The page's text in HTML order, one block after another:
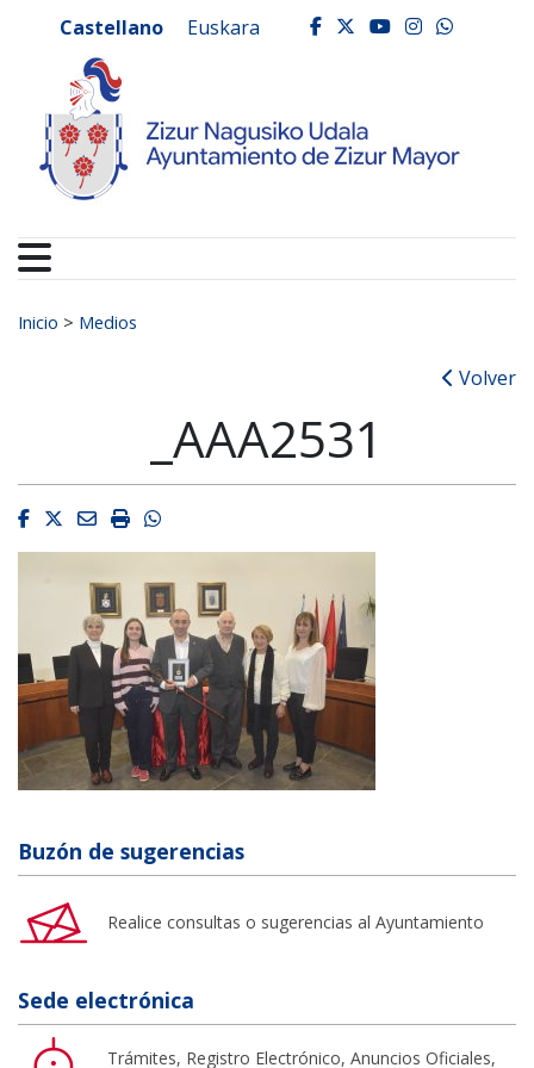
Ayuntamiento de
Castellano Euskara facebook
twitter
youtube
Buscar:
Inicio > Medios
Volver
_AAA2531
Facebook
Twitter
EmailImprimirWhatsapp
Buzón de sugerencias
Realice consultas o sugerencias al Ayuntamiento
Sede electrónica
Trámites, Registro Electrónico, Anuncios Oficiales,